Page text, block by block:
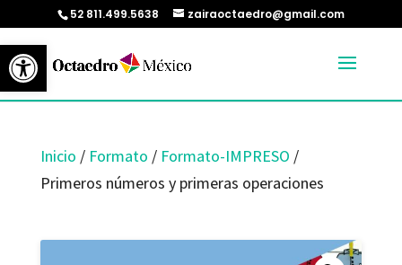
Abrir barra de herramientas
52 811.499.5638 zairaoctaedro@gmail.com
Inicio / Formato / Formato-IMPRESO /
Primeros números y primeras operaciones